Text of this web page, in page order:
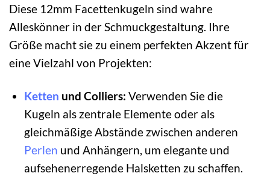
Diese 12mm Facettenkugeln sind wahre
Alleskönner in der Schmuckgestaltung. Ihre
Größe macht sie zu einem perfekten Akzent für
eine Vielzahl von Projekten:
Ketten und Colliers: Verwenden Sie die
Kugeln als zentrale Elemente oder als
gleichmäßige Abstände zwischen anderen
Perlen und Anhängern, um elegante und
aufsehenerregende Halsketten zu schaffen.